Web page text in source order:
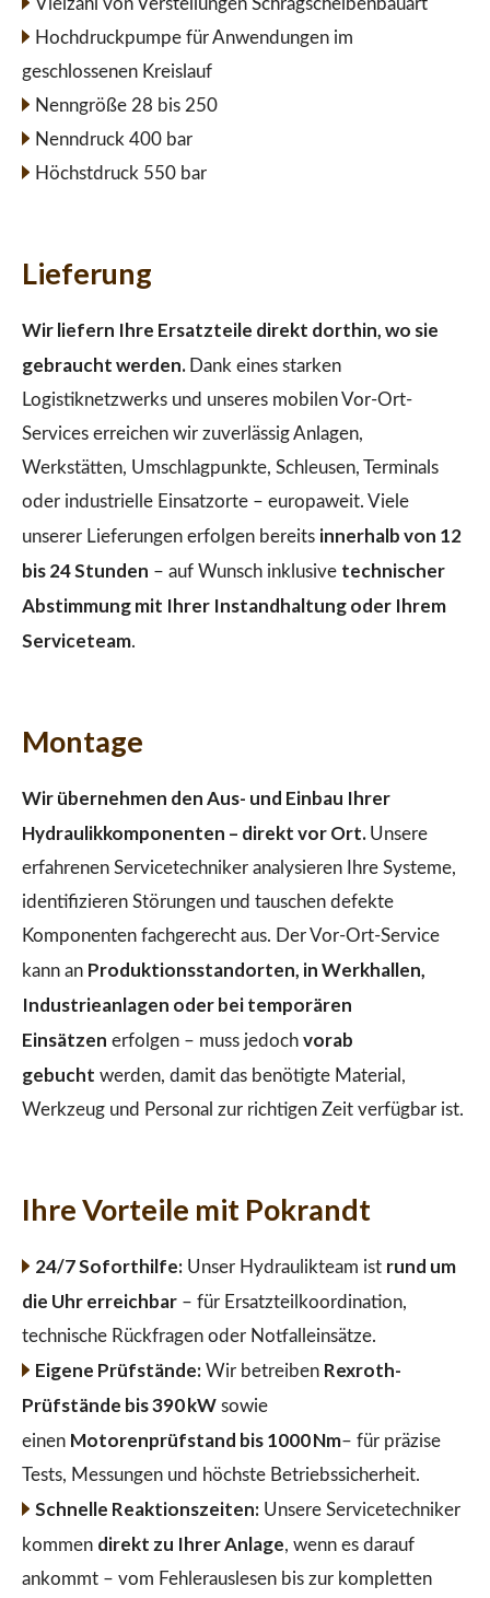
Vielzahl von Verstellungen Schrägscheibenbauart
Hochdruckpumpe für Anwendungen im
geschlossenen Kreislauf
Nenngröße 28 bis 250
Nenndruck 400 bar
Höchstdruck 550 bar
Lieferung
Wir liefern Ihre Ersatzteile direkt dorthin, wo sie
gebraucht werden. Dank eines starken
Logistiknetzwerks und unseres mobilen Vor-Ort-
Services erreichen wir zuverlässig Anlagen,
Werkstätten, Umschlagpunkte, Schleusen, Terminals
oder industrielle Einsatzorte – europaweit. Viele
unserer Lieferungen erfolgen bereits innerhalb von 12
bis 24 Stunden – auf Wunsch inklusive technischer
Abstimmung mit Ihrer Instandhaltung oder Ihrem
Serviceteam.
Montage
Wir übernehmen den Aus- und Einbau Ihrer
Hydraulikkomponenten – direkt vor Ort. Unsere
erfahrenen Servicetechniker analysieren Ihre Systeme,
identifizieren Störungen und tauschen defekte
Komponenten fachgerecht aus. Der Vor-Ort-Service
kann an Produktionsstandorten, in Werkhallen,
Industrieanlagen oder bei temporären
Einsätzen erfolgen – muss jedoch vorab
gebucht werden, damit das benötigte Material,
Werkzeug und Personal zur richtigen Zeit verfügbar ist.
Ihre Vorteile mit Pokrandt
24/7 Soforthilfe:Unser Hydraulikteam ist rund um
die Uhr erreichbar – für Ersatzteilkoordination,
technische Rückfragen oder Notfalleinsätze.
Eigene Prüfstände:Wir betreiben Rexroth-
Prüfstände bis 390 kW sowie
einen Motorenprüfstand bis 1000 Nm– für präzise
Tests, Messungen und höchste Betriebssicherheit.
Schnelle Reaktionszeiten:Unsere Servicetechniker
kommen direkt zu Ihrer Anlage, wenn es darauf
ankommt – vom Fehlerauslesen bis zur kompletten